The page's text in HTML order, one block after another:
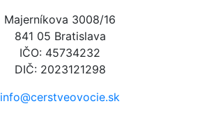
Majerníkova 3008/16
841 05 Bratislava
IČO: 45734232
DIČ: 2023121298
info@cerstveovocie.sk